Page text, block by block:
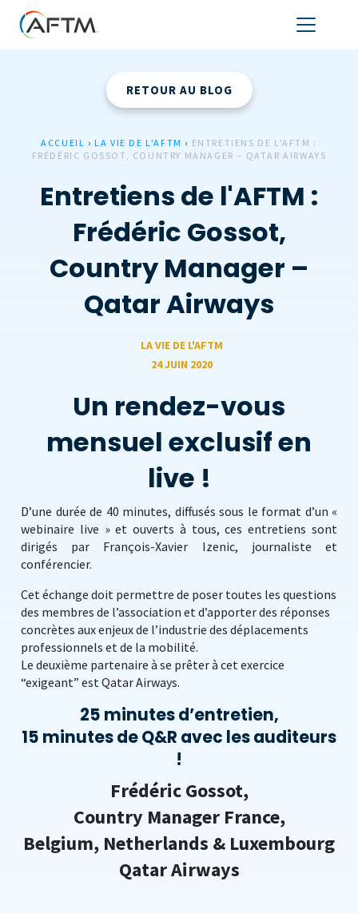
RETOUR AU BLOG
ACCUEIL › LA VIE DE L'AFTM › ENTRETIENS DE L'AFTM :
FRÉDÉRIC GOSSOT, COUNTRY MANAGER – QATAR AIRWAYS
Entretiens de l'AFTM :
Frédéric Gossot,
Country Manager –
Qatar Airways
LA VIE DE L'AFTM
24 JUIN 2020
Un rendez-vous
mensuel exclusif en
live !
D’une durée de 40 minutes, diffusés sous le format d’un «
webinaire live » et ouverts à tous, ces entretiens sont
dirigés par François-Xavier Izenic, journaliste et
conférencier.
Cet échange doit permettre de poser toutes les questions
des membres de l’association et d’apporter des réponses
concrètes aux enjeux de l’industrie des déplacements
professionnels et de la mobilité.
Le deuxième partenaire à se prêter à cet exercice
“exigeant” est Qatar Airways.
25 minutes d’entretien,
15 minutes de Q&R avec les auditeurs
!
Frédéric Gossot,
Country Manager France,
Belgium, Netherlands & Luxembourg
Qatar Airways